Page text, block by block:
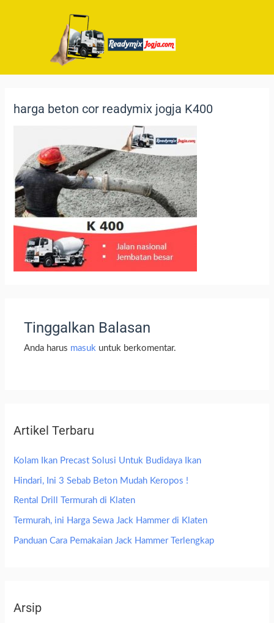
harga beton cor readymix jogja K400
Tinggalkan Balasan
Anda harus masuk untuk berkomentar.
Artikel Terbaru
Kolam Ikan Precast Solusi Untuk Budidaya Ikan
Hindari, Ini 3 Sebab Beton Mudah Keropos !
Rental Drill Termurah di Klaten
Termurah, ini Harga Sewa Jack Hammer di Klaten
Panduan Cara Pemakaian Jack Hammer Terlengkap
Arsip